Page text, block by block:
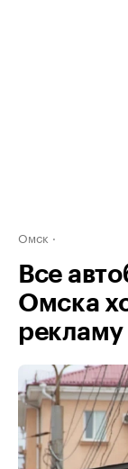
Омск
Все
Омска
рекламу